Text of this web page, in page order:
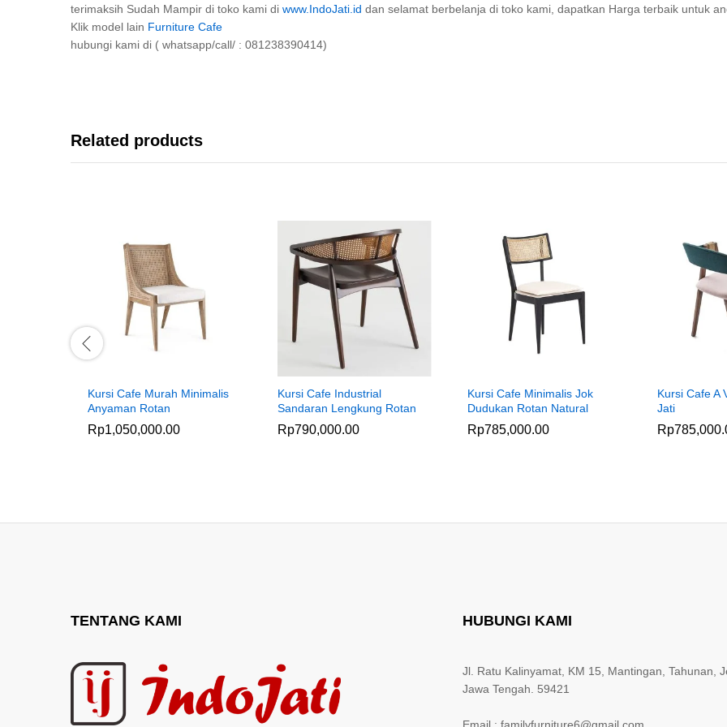
terimaksih Sudah Mampir di toko kami di www.IndoJati.id dan selamat berbelanja di toko kami, dapatkan Harga terbaik untuk
Klik model lain Furniture Cafe
hubungi kami di ( whatsapp/call/ : 081238390414)
Related products
Kursi Cafe Murah Minimalis
Anyaman Rotan
Rp1,050,000.00
Kursi Cafe Industrial
Sandaran Lengkung Rotan
Rp790,000.00
Kursi Cafe Minimalis Jok
Dudukan Rotan Natural
Rp785,000.00
Kursi Cafe A
Jati
Rp
TENTANG KAMI HUBUNGI KAMI
Jl. Ratu Kalinyamat, KM 15, Mantingan, Tahunan,
Jawa Tengah. 59421